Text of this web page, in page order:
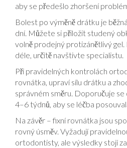
aby se předešlo zhoršení
Bolest po výměně drátku je
dní. Můžete si přiložit studený
volně prodejný protizánětlivý
déle, určitě navštivte specialistu.
Při pravidelných kontrolách
rovnátka, upraví sílu drátku a
správném směru. Doporučuje
4–6 týdnů, aby se léčba
Na závěr – fixní rovnátka jsou
rovný úsměv. Vyžadují
ortodontisty, ale výsledky stojí